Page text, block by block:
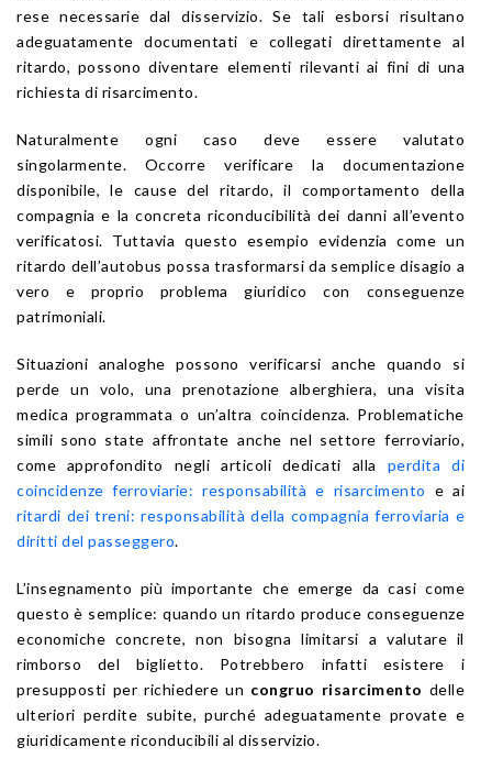
rese necessarie dal disservizio. Se tali esborsi risultano
adeguatamente documentati e collegati direttamente al
ritardo, possono diventare elementi rilevanti ai fini di una
richiesta di risarcimento.
Naturalmente ogni caso deve essere valutato
singolarmente. Occorre verificare la documentazione
disponibile, le cause del ritardo, il comportamento della
compagnia e la concreta riconducibilità dei danni all’evento
verificatosi. Tuttavia questo esempio evidenzia come un
ritardo dell’autobus possa trasformarsi da semplice disagio a
vero e proprio problema giuridico con conseguenze
patrimoniali.
Situazioni analoghe possono verificarsi anche quando si
perde un volo, una prenotazione alberghiera, una visita
medica programmata o un’altra coincidenza. Problematiche
simili sono state affrontate anche nel settore ferroviario,
come approfondito negli articoli dedicati alla perdita di
coincidenze ferroviarie: responsabilità e risarcimento e ai
ritardi dei treni: responsabilità della compagnia ferroviaria e
diritti del passeggero.
L’insegnamento più importante che emerge da casi come
questo è semplice: quando un ritardo produce conseguenze
economiche concrete, non bisogna limitarsi a valutare il
rimborso del biglietto. Potrebbero infatti esistere i
presupposti per richiedere un congruo risarcimento delle
ulteriori perdite subite, purché adeguatamente provate e
giuridicamente riconducibili al disservizio.